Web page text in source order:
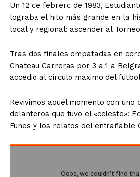
Un 12 de febrero de 1983,
lograba el hito más grande en la
local y regional: ascender al
Tras dos finales empatadas en
Chateau Carreras por 3 a 1 a
accedió al círculo máximo del
Revivimos aquél momento con uno
delanteros que tuvo el «celeste»:
Funes y los relatos del entrañable